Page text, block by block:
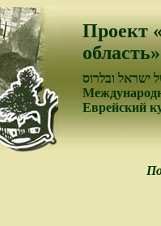
Проект
ישראל ובלרוס
Еврейский